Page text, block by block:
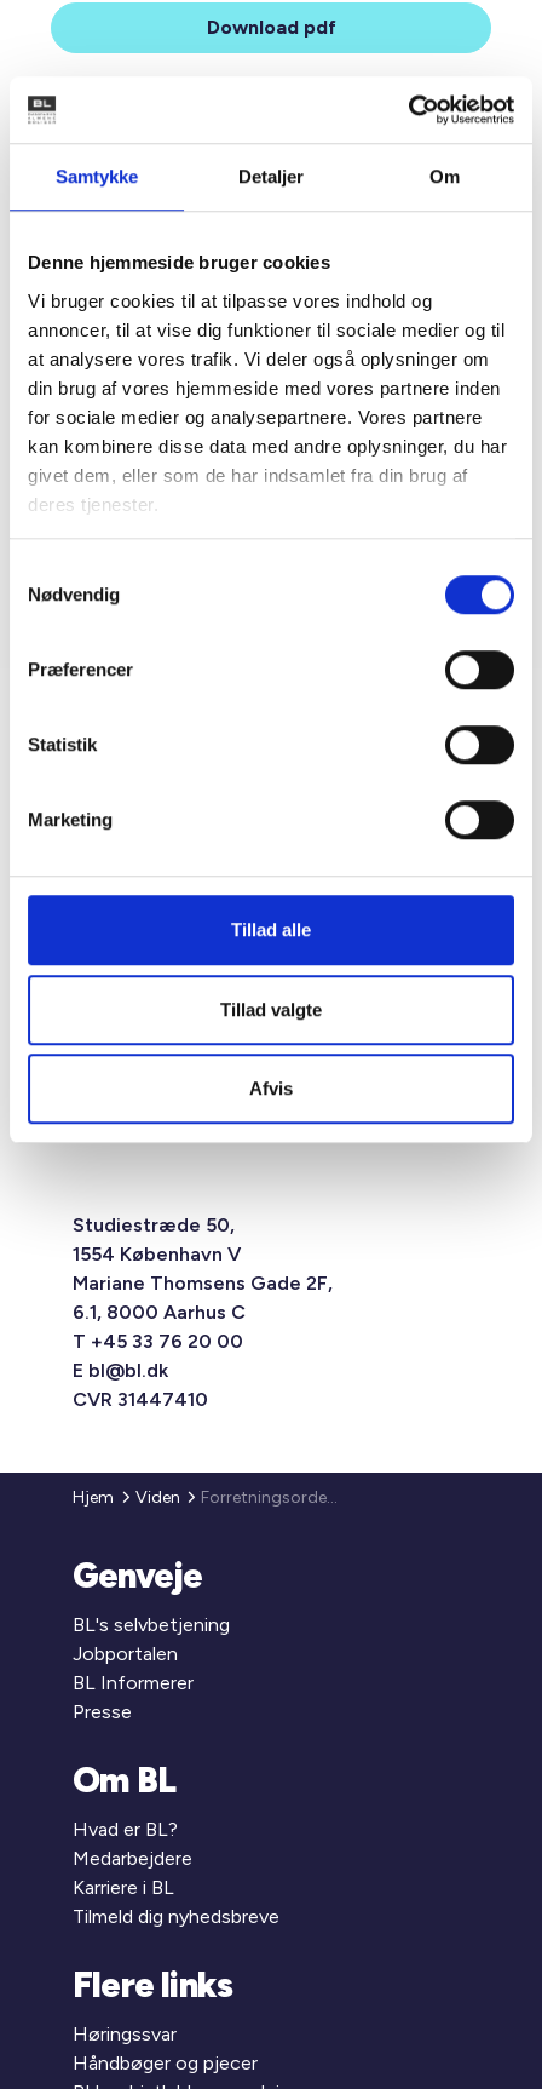
Samtykke Detaljer Om
Denne hjemmeside bruger cookies
Vi bruger cookies til at tilpasse vores indhold og
annoncer, til at vise dig funktioner til sociale medier og til
at analysere vores trafik. Vi deler også oplysninger om
din brug af vores hjemmeside med vores partnere inden
for sociale medier og analysepartnere. Vores partnere
kan kombinere disse data med andre oplysninger, du har
givet dem, eller som de har indsamlet fra din brug af
deres tjenester.
Nødvendig
Præferencer
Statistik
Marketing
Tillad alle
Tillad valgte
Afvis
Download pdf
Relateret indhold Viden
VÆRKTØJ
09. april 2026
VÆRKTØJ
Prioriteringsworkshop
09. april 2026
Ambitionsworkshop
Studiestræde 50,
1554 København V
Mariane Thomsens Gade 2F,
6.1, 8000 Aarhus C
T +45 33 76 20 00
E bl@bl.dk
CVR 31447410
Hjem Viden Forretningsorden for afdelingsbestyrelsen
Genveje
BL's selvbetjening
Jobportalen
BL Informerer
Presse
Om BL
Hvad er BL?
Medarbejdere
Karriere i BL
Tilmeld dig nyhedsbreve
Flere links
Høringssvar
Håndbøger og pjecer